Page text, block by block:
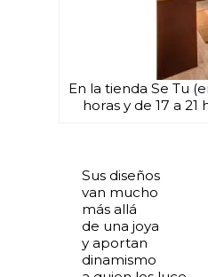
En la tienda Se Tu
horas y de 17 a
Sus diseños
van mucho
más allá
de una joya
y aportan
dinamismo